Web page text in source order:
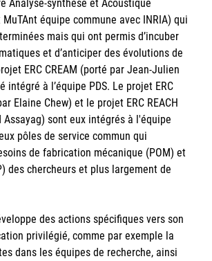
Culture
stages
Analyse-synthèse et Acoustique
équipe commune avec INRIA) qui
mais qui ont permis d’incuber
et d’anticiper des évolutions de
ERC CREAM (porté par Jean-Julien
intégré à l’équipe PDS. Le projet ERC
Elaine Chew) et le projet ERC REACH
Assayag) sont eux intégrés à l'équipe
pôles de service commun qui
de fabrication mécanique (POM) et
des chercheurs et plus largement de
des actions spécifiques vers son
privilégié, comme par exemple la
dans les équipes de recherche, ainsi